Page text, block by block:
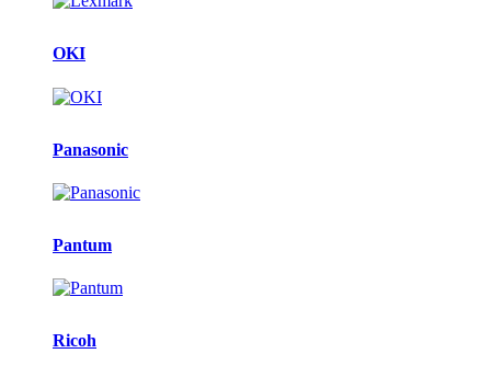
OKI
Panasonic
Pantum
Ricoh